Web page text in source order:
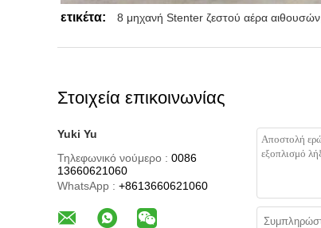
ετικέτα: 8 μηχανή Stenter ζεστού αέρα αιθουσών
Στοιχεία επικοινωνίας
Yuki Yu
Τηλεφωνικό νούμερο : 0086
13660621060
WhatsApp : +8613660621060